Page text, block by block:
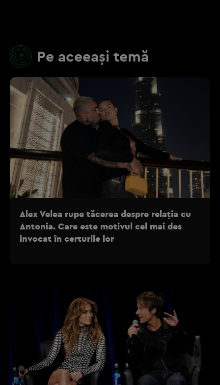
Pe aceeași temă
Alex Velea rupe tăcerea despre relația cu
Antonia. Care este motivul cel mai des
invocat în certurile lor